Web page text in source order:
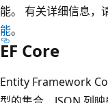
能。 有关详细信息，
能。
EF Core
Entity Framework